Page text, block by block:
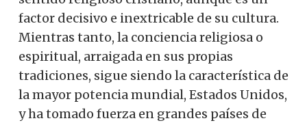
factor decisivo e inextricable de su cultura.
Mientras tanto, la conciencia religiosa o
espiritual, arraigada en sus propias
tradiciones, sigue siendo la característica de
la mayor potencia mundial, Estados Unidos,
y ha tomado fuerza en grandes países de